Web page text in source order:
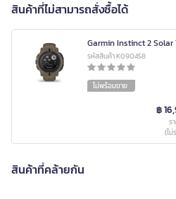
สินค้าที่ไม่สามารถสั่งซื้อได้
Garmin Instinct 2
รหัสสินค้า K090458
ไม่พร้อมขาย
฿
ร
(ไม่
สินค้าที่คล้ายกัน